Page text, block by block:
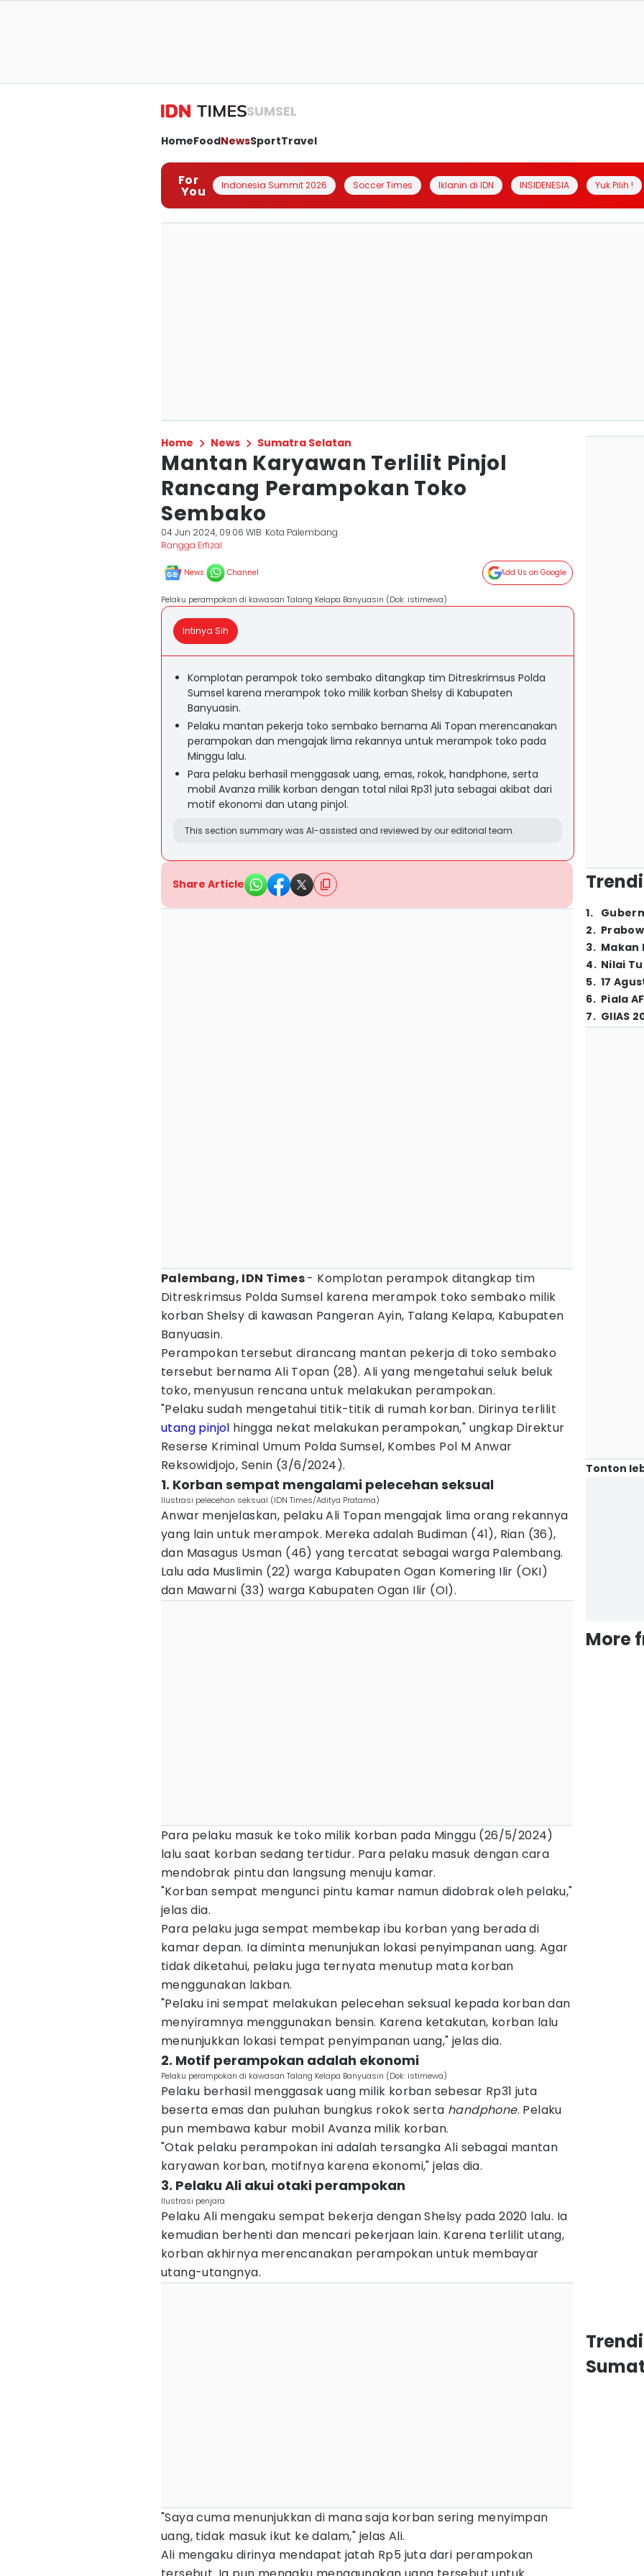
SUMSEL
HomeFoodNewsSportTravel
For
You Indonesia Summit 2026 Soccer Times Iklanin di IDN INSIDENESIA Yuk Pilih !
Home News Sumatra Selatan
Mantan Karyawan Terlilit Pinjol
Rancang Perampokan Toko
Sembako
04 Jun 2024, 09:06 WIB Kota Palembang
Rangga Erfizal
News Channel Add Us on Google
Pelaku perampokan di kawasan Talang Kelapa Banyuasin (Dok: istimewa)
Intinya Sih
Komplotan perampok toko sembako ditangkap tim Ditreskrimsus Polda
Sumsel karena merampok toko milik korban Shelsy di Kabupaten
Banyuasin.
Pelaku mantan pekerja toko sembako bernama Ali Topan merencanakan
perampokan dan mengajak lima rekannya untuk merampok toko pada
Minggu lalu.
Para pelaku berhasil menggasak uang, emas, rokok, handphone, serta
mobil Avanza milik korban dengan total nilai Rp31 juta sebagai akibat dari
motif ekonomi dan utang pinjol.
This section summary was AI-assisted and reviewed by our editorial team.
Share Article
Palembang, IDN Times- Komplotan perampok ditangkap tim
Ditreskrimsus Polda Sumsel karena merampok toko sembako milik
korban Shelsy di kawasan Pangeran Ayin, Talang Kelapa, Kabupaten
Banyuasin.
Perampokan tersebut dirancang mantan pekerja di toko sembako
tersebut bernama Ali Topan (28). Ali yang mengetahui seluk beluk
toko, menyusun rencana untuk melakukan perampokan.
"Pelaku sudah mengetahui titik-titik di rumah korban. Dirinya terlilit
utang pinjol hingga nekat melakukan perampokan," ungkap Direktur
Reserse Kriminal Umum Polda Sumsel, Kombes Pol M Anwar
Reksowidjojo, Senin (3/6/2024).
1. Korban sempat mengalami pelecehan seksual
Ilustrasi pelecehan seksual (IDN Times/Aditya Pratama)
Anwar menjelaskan, pelaku Ali Topan mengajak lima orang rekannya
yang lain untuk merampok. Mereka adalah Budiman (41), Rian (36),
dan Masagus Usman (46) yang tercatat sebagai warga Palembang.
Lalu ada Muslimin (22) warga Kabupaten Ogan Komering Ilir (OKI)
dan Mawarni (33) warga Kabupaten Ogan Ilir (OI).
Para pelaku masuk ke toko milik korban pada Minggu (26/5/2024)
lalu saat korban sedang tertidur. Para pelaku masuk dengan cara
mendobrak pintu dan langsung menuju kamar.
"Korban sempat mengunci pintu kamar namun didobrak oleh pelaku,"
jelas dia.
Para pelaku juga sempat membekap ibu korban yang berada di
kamar depan. Ia diminta menunjukan lokasi penyimpanan uang. Agar
tidak diketahui, pelaku juga ternyata menutup mata korban
menggunakan lakban.
"Pelaku ini sempat melakukan pelecehan seksual kepada korban dan
menyiramnya menggunakan bensin. Karena ketakutan, korban lalu
menunjukkan lokasi tempat penyimpanan uang," jelas dia.
2. Motif perampokan adalah ekonomi
Pelaku perampokan di kawasan Talang Kelapa Banyuasin (Dok: istimewa)
Pelaku berhasil menggasak uang milik korban sebesar Rp31 juta
beserta emas dan puluhan bungkus rokok serta handphone. Pelaku
pun membawa kabur mobil Avanza milik korban.
"Otak pelaku perampokan ini adalah tersangka Ali sebagai mantan
karyawan korban, motifnya karena ekonomi," jelas dia.
3. Pelaku Ali akui otaki perampokan
Ilustrasi penjara
Pelaku Ali mengaku sempat bekerja dengan Shelsy pada 2020 lalu. Ia
kemudian berhenti dan mencari pekerjaan lain. Karena terlilit utang,
korban akhirnya merencanakan perampokan untuk membayar
utang-utangnya.
"Saya cuma menunjukkan di mana saja korban sering menyimpan
uang, tidak masuk ikut ke dalam," jelas Ali.
Ali mengaku dirinya mendapat jatah Rp5 juta dari perampokan
1.
2.
3. Makan
4. Nilai
5. 17
6. Piala
7. GIIAS
Tonton
More